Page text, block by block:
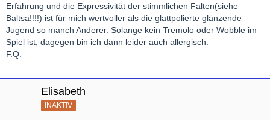
Erfahrung und die Expressivität der stimmlichen Falten(siehe
Baltsa!!!!) ist für mich wertvoller als die glattpolierte glänzende
Jugend so manch Anderer. Solange kein Tremolo oder Wobble im
Spiel ist, dagegen bin ich dann leider auch allergisch.
F.Q.
Elisabeth
INAKTIV